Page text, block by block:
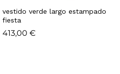
vestido verde largo estampado
fiesta
413,00 €